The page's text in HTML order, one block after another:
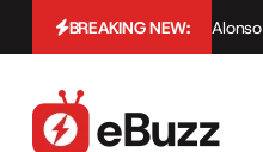
BREAKING NEW: